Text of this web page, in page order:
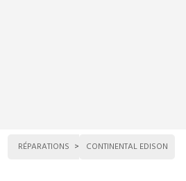
RÉPARATIONS CONTINENTAL EDISON